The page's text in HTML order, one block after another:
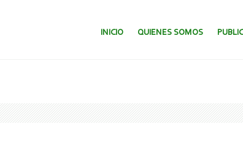
SALTAR AL CONTENIDO.
INICIO QUIENES SOMOS